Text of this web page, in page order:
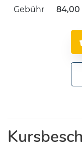
Gebühr 84,00